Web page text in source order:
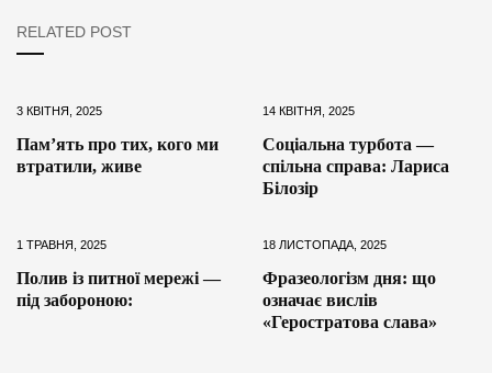
RELATED POST
3 КВІТНЯ, 2025
Пам’ять про тих, кого ми
втратили, живе
14 КВІТНЯ, 2025
Соціальна турбота —
спільна справа: Лариса
Білозір
1 ТРАВНЯ, 2025
Полив із питної мережі —
під забороною:
18 ЛИСТОПАДА, 2025
Фразеологізм дня: що
означає вислів
«Геростратова слава»